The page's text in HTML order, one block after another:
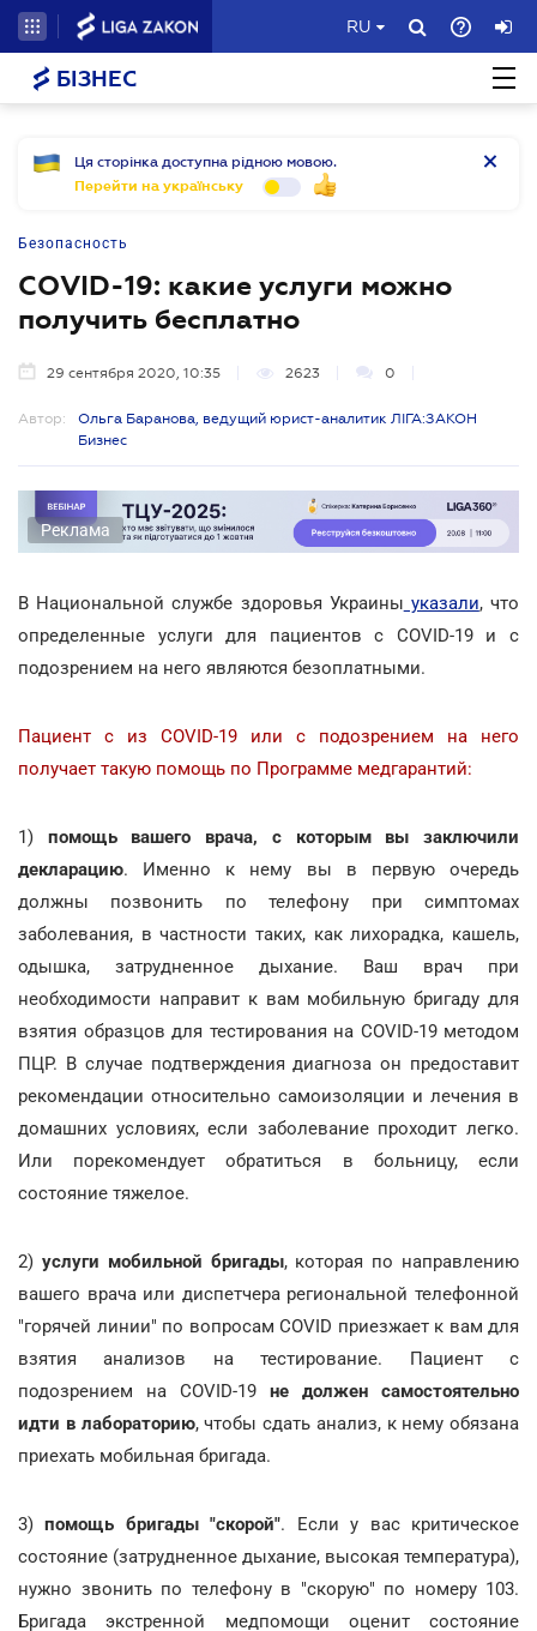
RU
БІЗНЕС
Ця сторінка доступна рідною мовою.
Перейти на українську
Безопасность
CОVID-19: какие услуги можно
получить бесплатно
29 сентября 2020, 10:35 2623 0
Автор:
Ольга Баранова, ведущий юрист-аналитик ЛІГА:ЗАКОН
Бизнес
Реклама
В Национальной службе здоровья Украины указали, что
определенные услуги для пациентов с COVID-19 и с
подозрением на него являются безоплатными.
Пациент с из CОVID-19 или с подозрением на него
получает такую помощь по Программе медгарантий:
1) помощь вашего врача, с которым вы заключили
декларацию. Именно к нему вы в первую очередь
должны позвонить по телефону при симптомах
заболевания, в частности таких, как лихорадка, кашель,
одышка, затрудненное дыхание. Ваш врач при
необходимости направит к вам мобильную бригаду для
взятия образцов для тестирования на COVID-19 методом
ПЦР. В случае подтверждения диагноза он предоставит
рекомендации относительно самоизоляции и лечения в
домашних условиях, если заболевание проходит легко.
Или порекомендует обратиться в больницу, если
состояние тяжелое.
2) услуги мобильной бригады, которая по направлению
вашего врача или диспетчера региональной телефонной
"горячей линии" по вопросам COVID приезжает к вам для
взятия анализов на тестирование. Пациент с
подозрением на COVID-19 не должен самостоятельно
идти в лабораторию, чтобы сдать анализ, к нему обязана
приехать мобильная бригада.
3) помощь бригады "скорой". Если у вас критическое
состояние (затрудненное дыхание, высокая температура),
нужно звонить по телефону в "скорую" по номеру 103.
Бригада экстренной медпомощи оценит состояние